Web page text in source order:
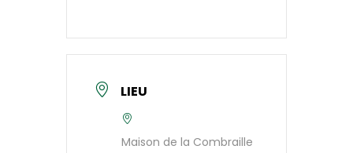
LIEU
Maison de la Combraille